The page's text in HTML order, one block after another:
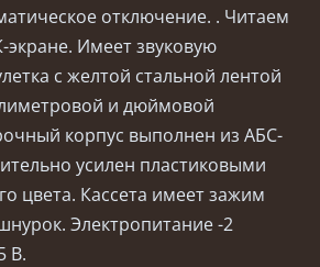
отключение. . Читаем
экране. Имеет звуковую
с желтой стальной лентой
и дюймовой
корпус выполнен из АБС-
усилен пластиковыми
цвета. Кассета имеет зажим
Электропитание -2
В.